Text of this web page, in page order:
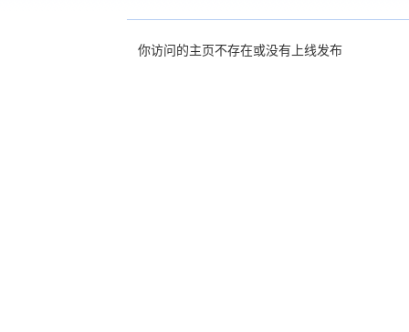
你访问的主页不存在或没有上线发布